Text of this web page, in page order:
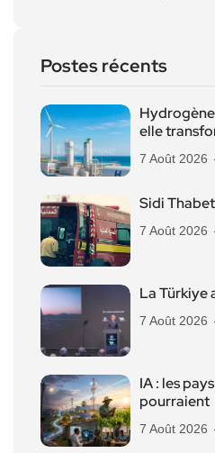
Postes récents
elle
7 Août 2026
Sidi
7 Août 2026
La Türkiye
7 Août 2026
IA : les
pourraient
7 Août 2026